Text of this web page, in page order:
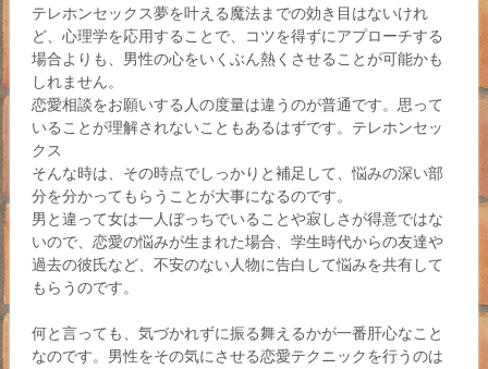
テレホンセックス夢を叶える魔法までの効き目はないけれ
ど、心理学を応用することで、コツを得ずにアプローチする
場合よりも、男性の心をいくぶん熱くさせることが可能かも
しれません。
恋愛相談をお願いする人の度量は違うのが普通です。思って
いることが理解されないこともあるはずです。テレホンセッ
クス
そんな時は、その時点でしっかりと補足して、悩みの深い部
分を分かってもらうことが大事になるのです。
男と違って女は一人ぼっちでいることや寂しさが得意ではな
いので、恋愛の悩みが生まれた場合、学生時代からの友達や
過去の彼氏など、不安のない人物に告白して悩みを共有して
もらうのです。
何と言っても、気づかれずに振る舞えるかが一番肝心なこと
なのです。男性をその気にさせる恋愛テクニックを行うのは